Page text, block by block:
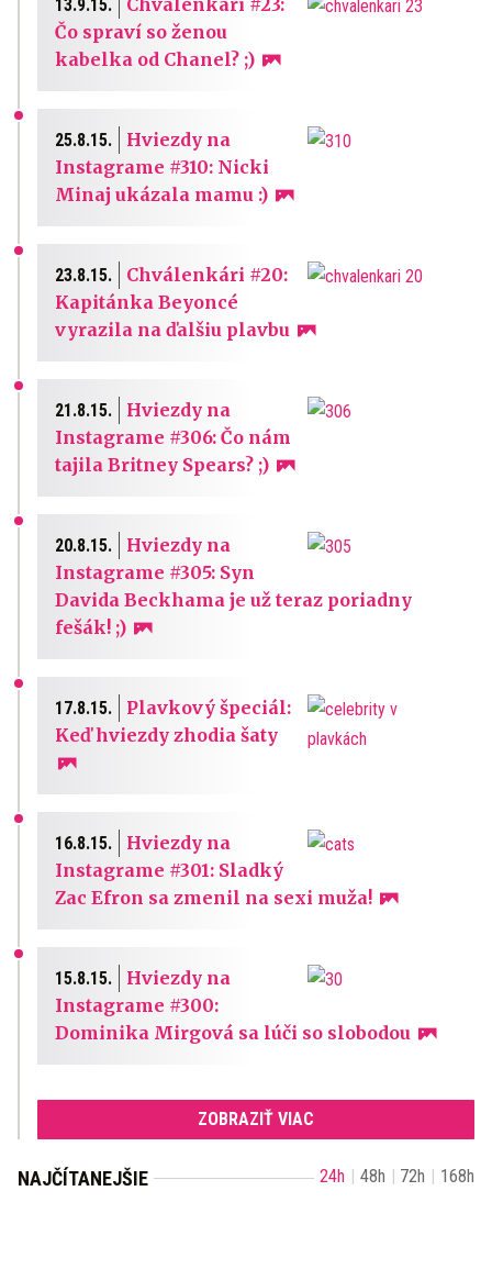
13.9.15.
Čo spraví so ženou
kabelka od Chanel? ;)
25.8.15.
Hviezdy na
Instagrame #310: Nicki
Minaj ukázala mamu :)
23.8.15.
Chválenkári #20:
Kapitánka Beyoncé
vyrazila na ďalšiu plavbu
21.8.15.
Hviezdy na
Instagrame #306: Čo nám
tajila Britney Spears? ;)
20.8.15.
Hviezdy na
Instagrame #305: Syn
Davida Beckhama je už teraz poriadny
fešák! ;)
17.8.15.
Plavkový špeciál:
Keď hviezdy zhodia šaty
16.8.15.
Hviezdy na
Instagrame #301: Sladký
Zac Efron sa zmenil na sexi muža!
15.8.15.
Hviezdy na
Instagrame #300:
Dominika Mirgová sa lúči so slobodou
ZOBRAZIŤ VIAC
NAJČÍTANEJŠIE 24h 48h 72h 168h